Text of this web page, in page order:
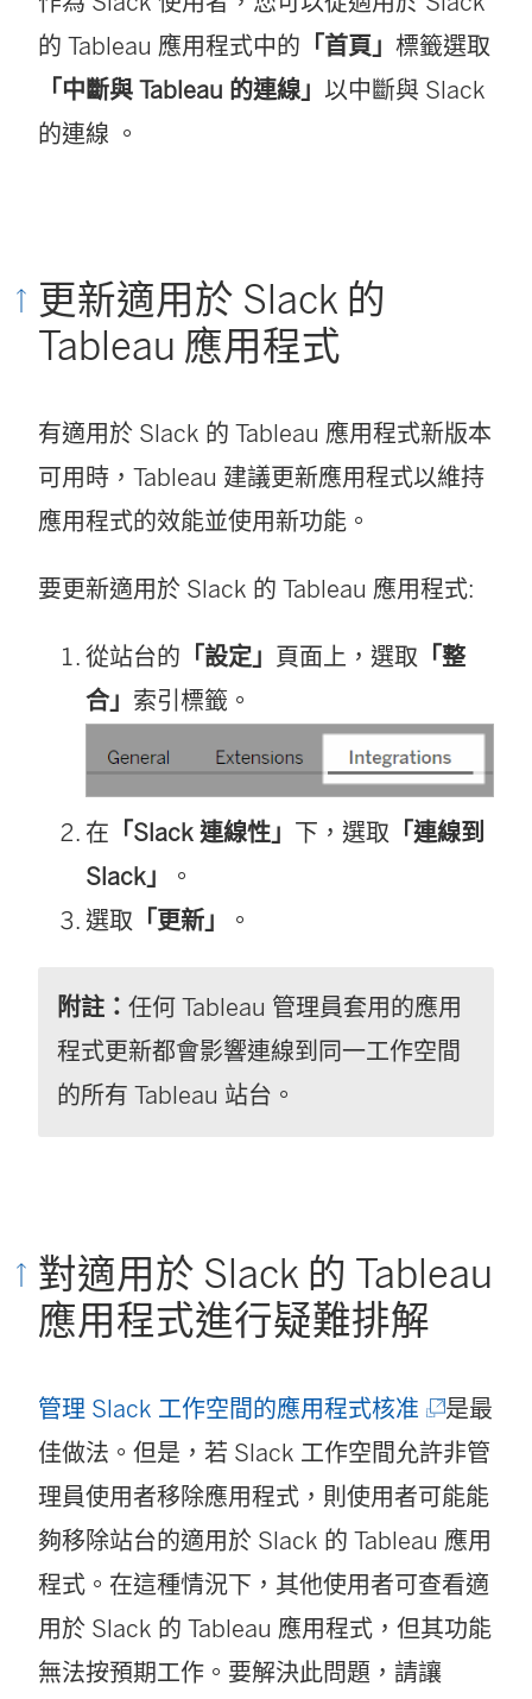
的 Tableau 應用程式中的 「首頁」 標籤選取
「中斷與 Tableau 的連線」 以中斷與 Slack
的連線 。
更新適用於 Slack 的
Tableau 應用程式
有適用於 Slack 的 Tableau 應用程式新版本
可用時，Tableau 建議更新應用程式以維持
應用程式的效能並使用新功能。
要更新適用於 Slack 的 Tableau 應用程式:
從站台的 「設定」 頁面上，選取 「整
合」 索引標籤。
在 「Slack 連線性」 下，選取 「連線到
Slack」
。
選取 「更新」 。
附註： 任何 Tableau 管理員套用的應用
程式更新都會影響連線到同一工作空間
的所有 Tableau 站台。
對適用於 Slack 的 Tableau
應用程式進行疑難排解
管理 Slack 工作空間的應用程式核准 (
連
結
在
新
視
窗
是最
佳做法。但是，若 Slack 工作空間允許非管
理員使用者移除應用程式，則使用者可能能
夠移除站台的適用於 Slack 的 Tableau 應用
程式。在這種情況下，其他使用者可查看適
用於 Slack 的 Tableau 應用程式，但其功能
無法按預期工作。要解決此問題，請讓